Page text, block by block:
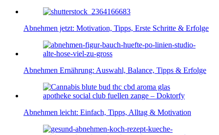
Abnehmen jetzt: Motivation, Tipps, Erste Schritte & Erfolge
Abnehmen Ernährung: Auswahl, Balance, Tipps & Erfolge
Abnehmen leicht: Einfach, Tipps, Alltag & Motivation